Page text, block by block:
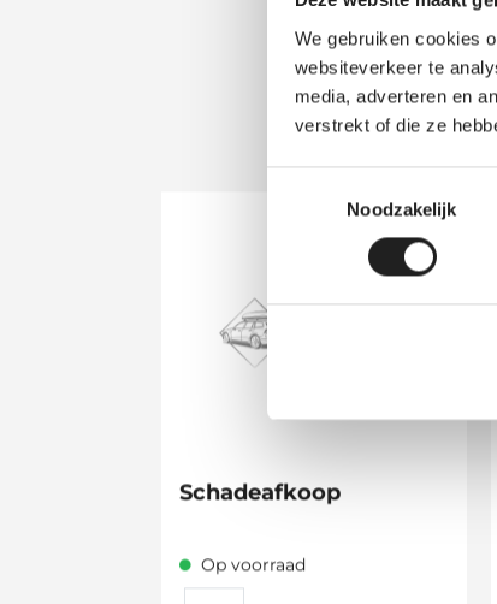
We gebruiken cookies
websiteverkeer te
media, adverteren en
verstrekt of die ze
Noodzakelijk
Schadeafkoop
Op voorraad